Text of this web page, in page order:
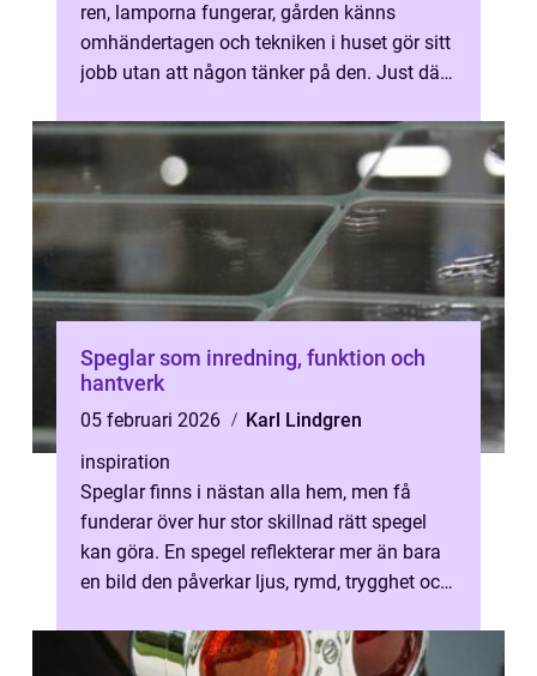
ren, lamporna fungerar, gården känns
omhändertagen och tekniken i huset gör sitt
jobb utan att någon tänker på den. Just där,
Speglar som inredning, funktion och
hantverk
05 februari 2026
Karl Lindgren
inspiration
Speglar finns i nästan alla hem, men få
funderar över hur stor skillnad rätt spegel
kan göra. En spegel reflekterar mer än bara
en bild den påverkar ljus, rymd, trygghet och